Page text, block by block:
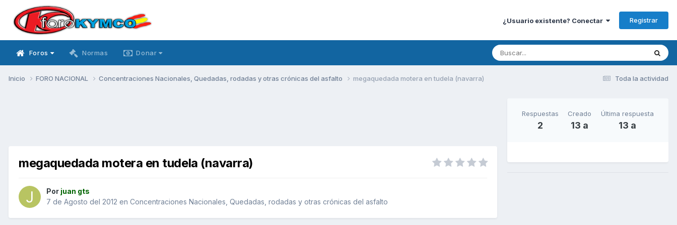
¿Usuario existente? Conectar Registrar
Foros Normas Donar
Toda la actividad
Inicio FORO NACIONAL Concentraciones Nacionales, Quedadas, rodadas y otras crónicas del asfalto megaquedada motera en tudela (navarra)
megaquedada motera en tudela (navarra)
Por juan gts
7 de Agosto del 2012 en Concentraciones Nacionales, Quedadas, rodadas y otras crónicas del asfalto
Respuestas
2
Creado
13 a
Última respuesta
13 a